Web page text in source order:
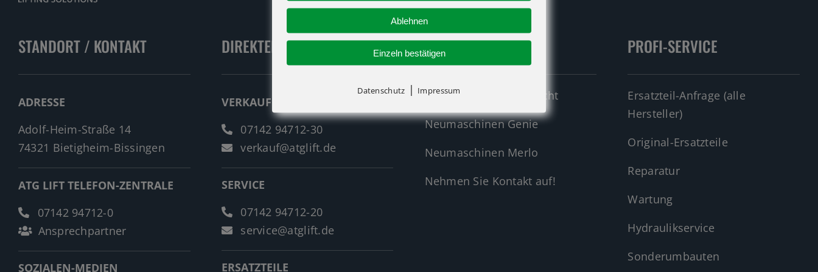
STANDORT / KONTAKT
ADRESSE
Adolf-Heim-Straße 14
74321 Bietigheim-Bissingen
ATG LIFT TELEFON-ZENTRALE
07142 94712-0
Ansprechpartner
SOZIALEN-MEDIEN
DIREKTER-KONTAKT
VERKAUF
07142 94712-30
verkauf@atglift.de
SERVICE
07142 94712-20
service@atglift.de
ERSATZTEILE
NEUMASCHINEN
Neumaschinen Übersicht
Neumaschinen Genie
Neumaschinen Merlo
Nehmen Sie Kontakt auf!
PROFI-SERVICE
Ersatzteil-Anfrage (alle
Hersteller)
Original-Ersatzteile
Reparatur
Wartung
Hydraulikservice
Sonderumbauten
Ablehnen
Einzeln bestätigen
Datenschutz | Impressum